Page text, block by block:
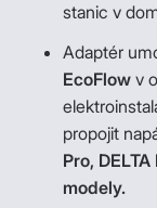
stanic v
Adaptér
EcoFlow v
propojit
Pro,
modely.